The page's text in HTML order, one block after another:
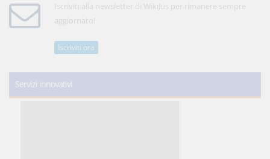
Iscriviti alla newsletter di WikiJus per rimanere sempre
aggiornato!
Iscriviti ora
Servizi innovativi